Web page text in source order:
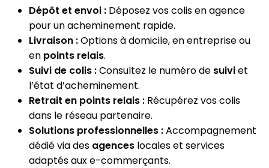
Dépôt et envoi : Déposez vos colis en agence
pour un acheminement rapide.
Livraison :Options à domicile, en entreprise ou
en points relais.
Suivi de colis :Consultez le numéro de suiviet
l’état d’acheminement.
Retrait en points relais : Récupérez vos colis
dans le réseau partenaire.
Solutions professionnelles :Accompagnement
dédié via des agences locales et services
adaptés aux e-commerçants.